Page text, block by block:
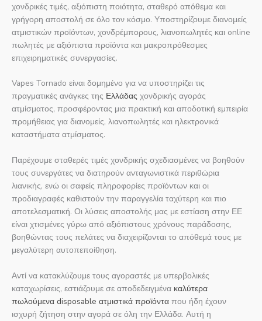
χονδρικές τιμές, αξιόπιστη ποιότητα, σταθερό απόθεμα και
γρήγορη αποστολή σε όλο τον κόσμο. Υποστηρίζουμε διανομείς
ατμιστικών προϊόντων, χονδρέμπορους, λιανοπωλητές και online
πωλητές με αξιόπιστα προϊόντα και μακροπρόθεσμες
επιχειρηματικές συνεργασίες.
Vapes Tornado είναι δομημένο για να υποστηρίζει τις
πραγματικές ανάγκες της Ελλάδας χονδρικής αγοράς
ατμίσματος, προσφέροντας μια πρακτική και αποδοτική εμπειρία
προμήθειας για διανομείς, λιανοπωλητές και ηλεκτρονικά
καταστήματα ατμίσματος.
Παρέχουμε σταθερές τιμές χονδρικής σχεδιασμένες να βοηθούν
τους συνεργάτες να διατηρούν ανταγωνιστικά περιθώρια
λιανικής, ενώ οι σαφείς πληροφορίες προϊόντων και οι
προδιαγραφές καθιστούν την παραγγελία ταχύτερη και πιο
αποτελεσματική. Οι λύσεις αποστολής μας με εστίαση στην ΕΕ
είναι χτισμένες γύρω από αξιόπιστους χρόνους παράδοσης,
βοηθώντας τους πελάτες να διαχειρίζονται το απόθεμά τους με
μεγαλύτερη αυτοπεποίθηση.
Αντί να κατακλύζουμε τους αγοραστές με υπερβολικές
καταχωρίσεις, εστιάζουμε σε αποδεδειγμένα καλύτερα
πωλούμενα disposable ατμιστικά προϊόντα που ήδη έχουν
ισχυρή ζήτηση στην αγορά σε όλη την Ελλάδα. Αυτή η